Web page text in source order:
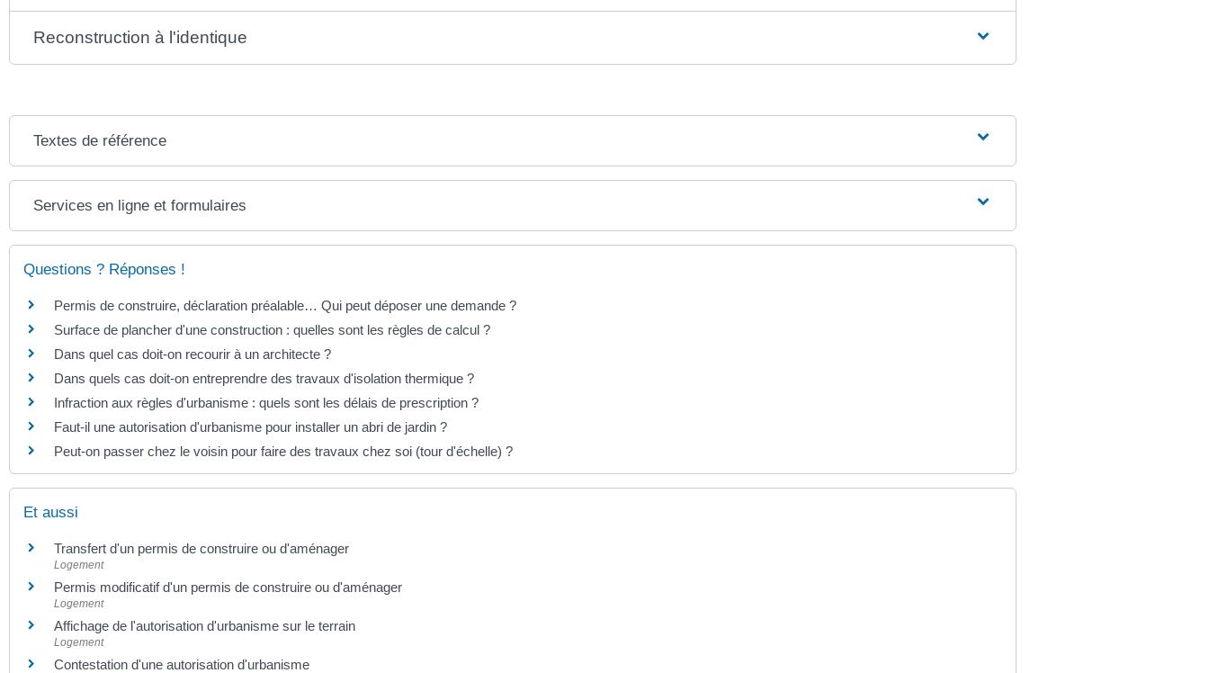
Reconstruction à l'identique
Textes de référence
Services en ligne et formulaires
Questions ? Réponses !
Permis de construire, déclaration préalable… Qui peut déposer une demande ?
Surface de plancher d'une construction : quelles sont les règles de calcul ?
Dans quel cas doit-on recourir à un architecte ?
Dans quels cas doit-on entreprendre des travaux d'isolation thermique ?
Infraction aux règles d'urbanisme : quels sont les délais de prescription ?
Faut-il une autorisation d'urbanisme pour installer un abri de jardin ?
Peut-on passer chez le voisin pour faire des travaux chez soi (tour d'échelle) ?
Et aussi
Transfert d'un permis de construire ou d'aménager
Logement
Permis modificatif d'un permis de construire ou d'aménager
Logement
Affichage de l'autorisation d'urbanisme sur le terrain
Logement
Contestation d'une autorisation d'urbanisme